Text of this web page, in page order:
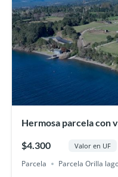
Hermosa parcela con
$4.300 Valor en UF
Parcela Parcela Orilla